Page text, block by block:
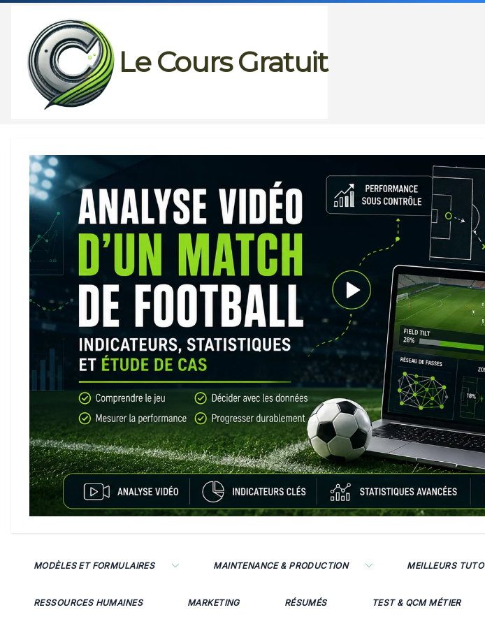
contenu
Le Cours Gratuit
MODÈLES ET FORMULAIRES MAINTENANCE & PRODUCTION MEILLEURS TUTO
RESSOURCES HUMAINES MARKETING RÉSUMÉS TEST & QCM MÉTIER